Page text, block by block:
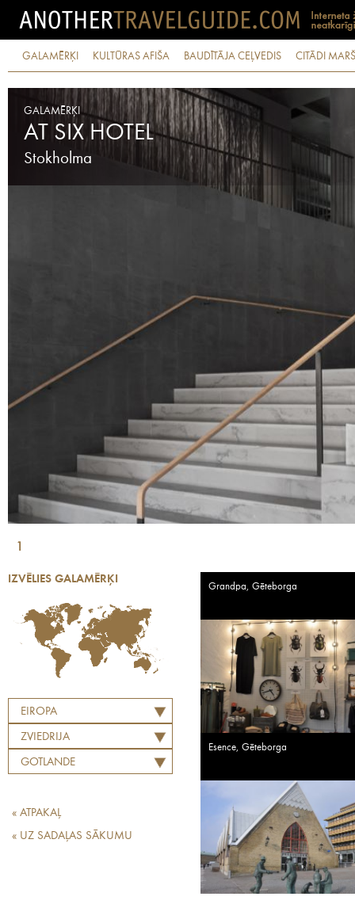
GALAMĒRĶI KULTŪRAS AFIŠA BAUDĪTĀJA CEĻVEDIS CITĀDI
GALAMĒRĶI
AT SIX HOTEL
Stokholma
1
IZVĒLIES GALAMĒRĶI
EIROPA
ZVIEDRIJA
GOTLANDE
« ATPAKAĻ
« UZ SADAĻAS SĀKUMU
Grandpa, Gēteborga
Esence, Gēteborga